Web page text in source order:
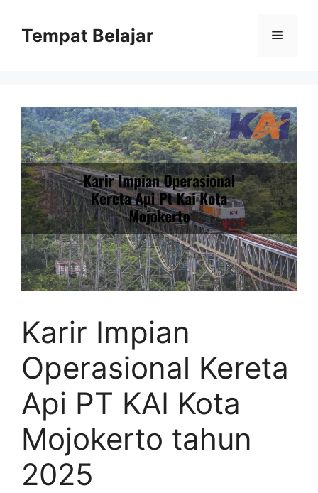
contentTempat Belajar Menu
Karir Impian
Operasional Kereta
Api PT KAI Kota
Mojokerto tahun
2025